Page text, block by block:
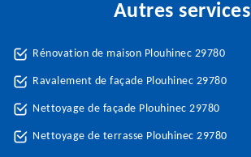
Autres services
Rénovation de maison Plouhinec 29780
Ravalement de façade Plouhinec 29780
Nettoyage de façade Plouhinec 29780
Nettoyage de terrasse Plouhinec 29780